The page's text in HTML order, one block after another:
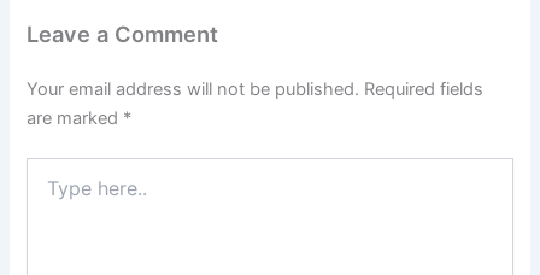
Leave a Comment
Your email address will not be published. Required fields
are marked *
here..